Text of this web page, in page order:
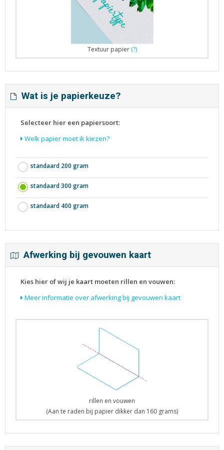
Textuur papier (?)
Wat is je papierkeuze?
Selecteer hier een papiersoort:
Welk papier moet ik kiezen?
standaard 200 gram
standaard 300 gram
standaard 400 gram
Afwerking bij gevouwen kaart
Kies hier of wij je kaart moeten rillen en vouwen:
Meer informatie over afwerking bij gevouwen kaart
rillen en vouwen
(Aan te raden bij papier dikker dan 160 grams)